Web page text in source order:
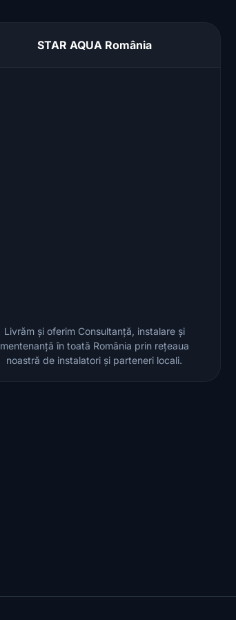
STAR AQUA România
Livrăm și oferim Consultanță, instalare și
mentenanță în toată România prin rețeaua
noastră de instalatori și parteneri locali.